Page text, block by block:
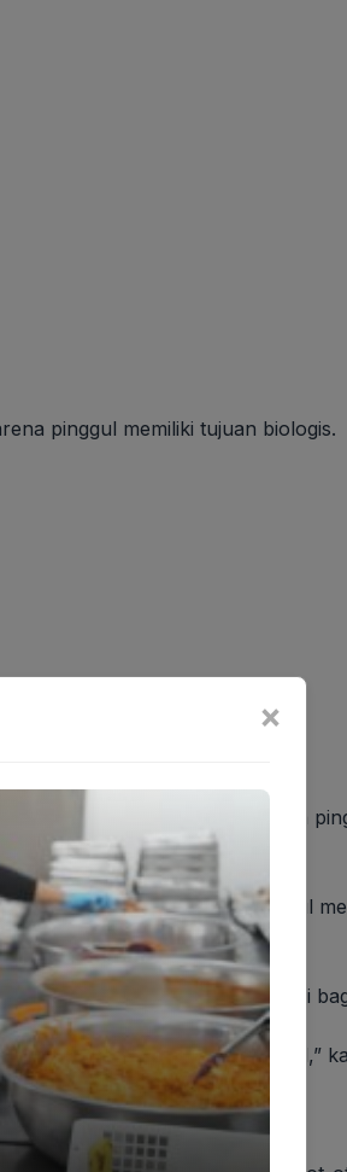
pinggul memiliki tujuan biologis.
sangat berbeda dari pria, dan
yang biasa kita sebut “pinggul
mudah,” ucap Bartos.
tidak seperti obesitas sentral di
dan kesulitan hamil,”
dan sehat.
×